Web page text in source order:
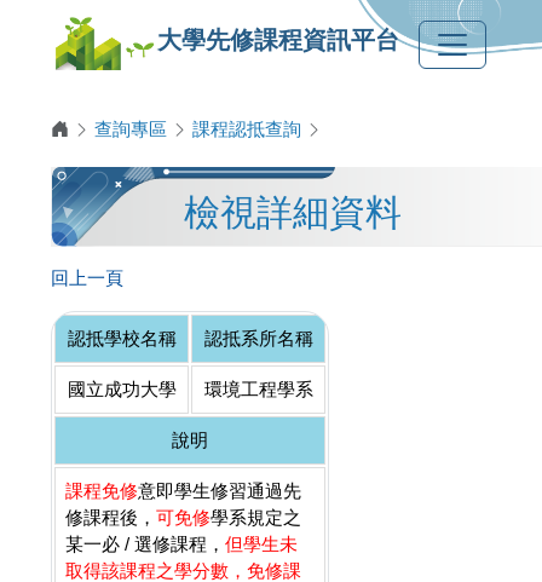
大學先修課程資訊平台
查詢專區 課程認抵查詢
檢視詳細資料
回上一頁
認抵學校名稱 認抵系所名稱
國立成功大學 環境工程學系
說明
課程免修意即學生修習通過先
修課程後， 可免修學系規定之
某一必 / 選修課程， 但學生未
取得該課程之學分數，免修課